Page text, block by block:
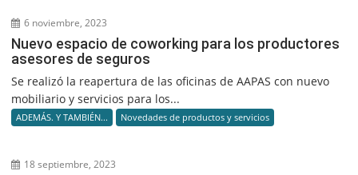
6 noviembre, 2023
Nuevo espacio de coworking para los productores
asesores de seguros
Se realizó la reapertura de las oficinas de AAPAS con nuevo
mobiliario y servicios para los...
ADEMÁS. Y TAMBIÉN... Novedades de productos y servicios
18 septiembre, 2023